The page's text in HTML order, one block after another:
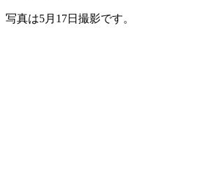
写真は5月17日撮影です。